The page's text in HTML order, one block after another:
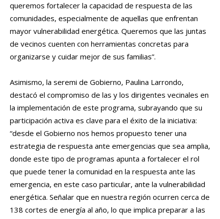
queremos fortalecer la capacidad de respuesta de las
comunidades, especialmente de aquellas que enfrentan
mayor vulnerabilidad energética. Queremos que las juntas
de vecinos cuenten con herramientas concretas para
organizarse y cuidar mejor de sus familias”.
Asimismo, la seremi de Gobierno, Paulina Larrondo,
destacó el compromiso de las y los dirigentes vecinales en
la implementación de este programa, subrayando que su
participación activa es clave para el éxito de la iniciativa:
“desde el Gobierno nos hemos propuesto tener una
estrategia de respuesta ante emergencias que sea amplia,
donde este tipo de programas apunta a fortalecer el rol
que puede tener la comunidad en la respuesta ante las
emergencia, en este caso particular, ante la vulnerabilidad
energética. Señalar que en nuestra región ocurren cerca de
138 cortes de energía al año, lo que implica preparar a las